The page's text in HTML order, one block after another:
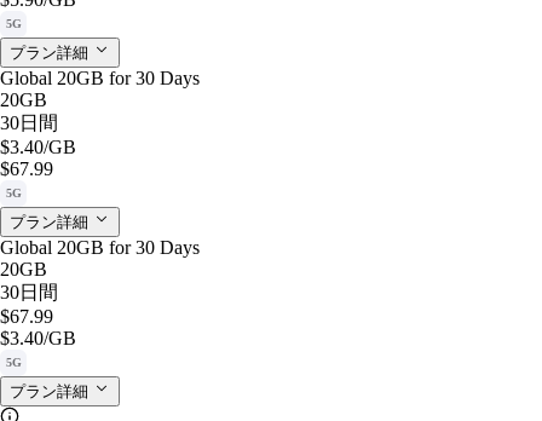
5G
プラン詳細
Global 20GB for 30 Days
20GB
30日間
$3.40/GB
$67.99
5G
プラン詳細
Global 20GB for 30 Days
20GB
30日間
$67.99
$3.40/GB
5G
プラン詳細